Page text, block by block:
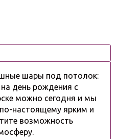
шары под потолок:
день рождения с
можно сегодня и мы
настоящему ярким и
возможность